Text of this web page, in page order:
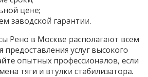
цене;
заводской гарантии.
Рено в Москве располагают всем
услуг высокого
опытных профессионалов, если
тяги и втулки стабилизатора.